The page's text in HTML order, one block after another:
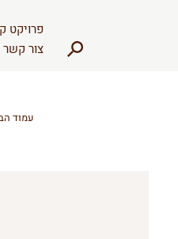
פרויקט
צור קשר
עמוד